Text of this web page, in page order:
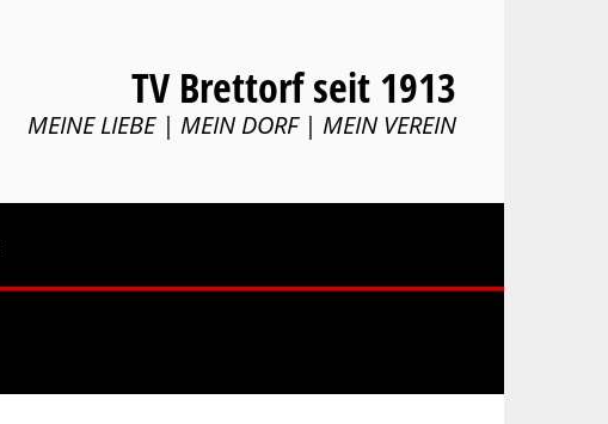
TV Brettorf seit 1913
MEINE LIEBE | MEIN DORF | MEIN VEREIN